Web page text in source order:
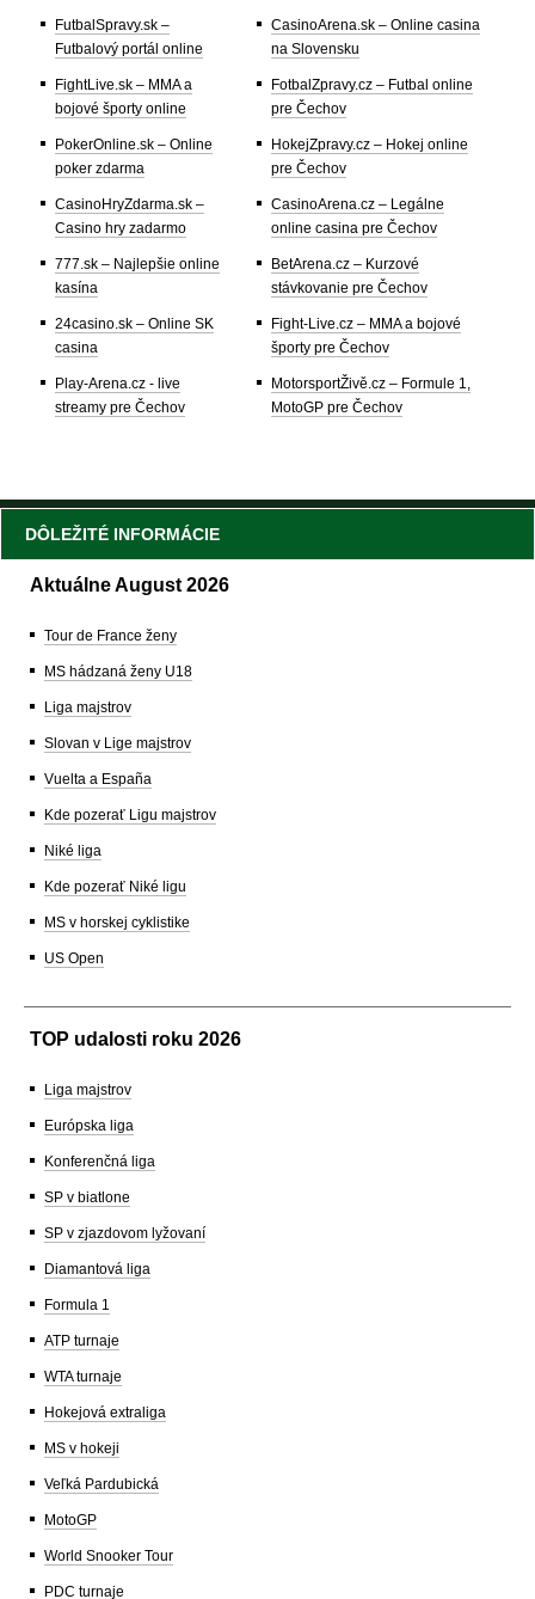
FutbalSpravy.sk –
Futbalový portál online
FightLive.sk – MMA a
bojové športy online
PokerOnline.sk – Online
poker zdarma
CasinoHryZdarma.sk –
Casino hry zadarmo
777.sk – Najlepšie online
kasína
24casino.sk – Online SK
casina
Play-Arena.cz - live
streamy pre Čechov
CasinoArena.sk – Online casina
na Slovensku
FotbalZpravy.cz – Futbal online
pre Čechov
HokejZpravy.cz – Hokej online
pre Čechov
CasinoArena.cz – Legálne
online casina pre Čechov
BetArena.cz – Kurzové
stávkovanie pre Čechov
Fight-Live.cz – MMA a bojové
športy pre Čechov
MotorsportŽivě.cz – Formule 1,
MotoGP pre Čechov
DÔLEŽITÉ INFORMÁCIE
Aktuálne August 2026
Tour de France ženy
MS hádzaná ženy U18
Liga majstrov
Slovan v Lige majstrov
Vuelta a España
Kde pozerať Ligu majstrov
Niké liga
Kde pozerať Niké ligu
MS v horskej cyklistike
US Open
TOP udalosti roku 2026
Liga majstrov
Európska liga
Konferenčná liga
SP v biatlone
SP v zjazdovom lyžovaní
Diamantová liga
Formula 1
ATP turnaje
WTA turnaje
Hokejová extraliga
MS v hokeji
Veľká Pardubická
MotoGP
World Snooker Tour
PDC turnaje